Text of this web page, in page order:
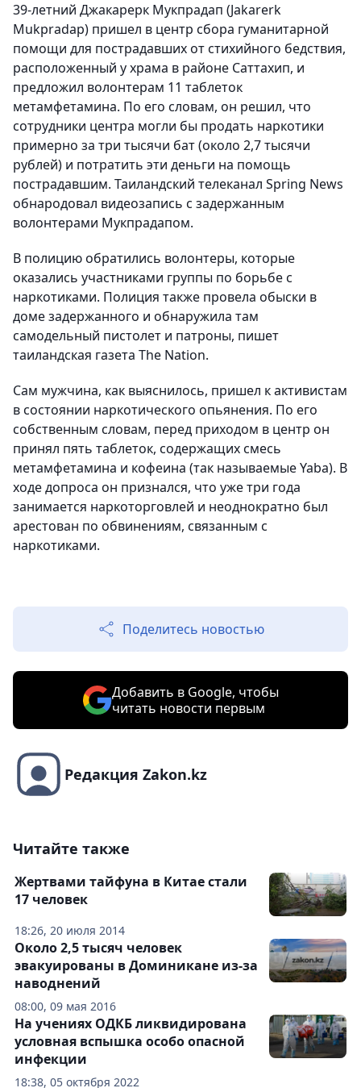
39-летний Джакарерк Мукпрадап (Jakarerk
Mukpradap) пришел в центр сбора гуманитарной
помощи для пострадавших от стихийного бедствия,
расположенный у храма в районе Саттахип, и
предложил волонтерам 11 таблеток
метамфетамина. По его словам, он решил, что
сотрудники центра могли бы продать наркотики
примерно за три тысячи бат (около 2,7 тысячи
рублей) и потратить эти деньги на помощь
пострадавшим. Таиландский телеканал Spring News
обнародовал видеозапись с задержанным
волонтерами Мукпрадапом.
В полицию обратились волонтеры, которые
оказались участниками группы по борьбе с
наркотиками. Полиция также провела обыски в
доме задержанного и обнаружила там
самодельный пистолет и патроны, пишет
таиландская газета The Nation.
Сам мужчина, как выяснилось, пришел к активистам
в состоянии наркотического опьянения. По его
собственным словам, перед приходом в центр он
принял пять таблеток, содержащих смесь
метамфетамина и кофеина (так называемые Yaba). В
ходе допроса он признался, что уже три года
занимается наркоторговлей и неоднократно был
арестован по обвинениям, связанным с
наркотиками.
Поделитесь новостью
Добавить в Google, чтобы
читать новости первым
Редакция Zakon.kz
Читайте также
18:26, 20 июля 2014
Жертвами тайфуна в Китае стали
17 человек
08:00, 09 мая 2016
Около 2,5 тысяч человек
эвакуированы в Доминикане из-за
наводнений
18:38, 05 октября 2022
На учениях ОДКБ ликвидирована
условная вспышка особо опасной
инфекции